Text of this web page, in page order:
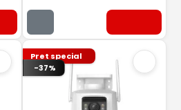
Pret special
-37%